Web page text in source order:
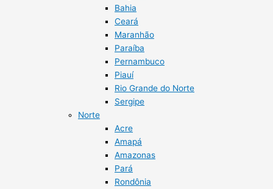
Bahia
Ceará
Maranhão
Paraíba
Pernambuco
Piauí
Rio Grande do Norte
Sergipe
Norte
Acre
Amapá
Amazonas
Pará
Rondônia